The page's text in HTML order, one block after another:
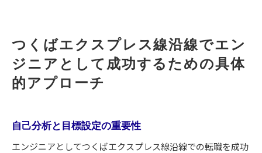
つくばエクスプレス線沿線でエン
ジニアとして成功するための具体
的アプローチ
自己分析と目標設定の重要性
エンジニアとしてつくばエクスプレス線沿線での転職を成功